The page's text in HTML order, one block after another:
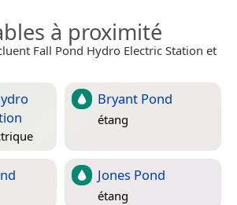
à proximité
Fall Pond Hydro Electric Station et
Bryant Pond
étang
Jones Pond
étang